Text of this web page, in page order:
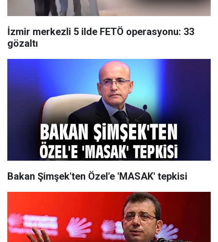
İzmir merkezli 5 ilde FETÖ operasyonu: 33
gözaltı
Bakan Şimşek'ten Özel'e 'MASAK' tepkisi